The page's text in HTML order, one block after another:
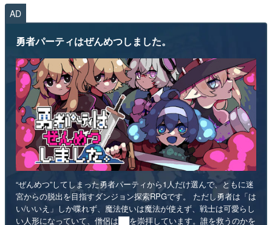
“ぜんめつ”してしまった勇者パーティから1人だけ選んで、ともに迷
宮からの脱出を目指すダンジョン探索RPGです。 ただし勇者は「は
い/いいえ」しか喋れず、魔法使いは魔法が使えず、戦士は可愛らし
い人形になっていて、僧侶は██を崇拝しています。誰を救うのかを
選ぶのは、あなたです。
インディー RPG